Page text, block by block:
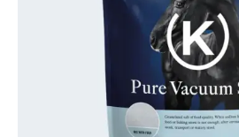
r
i
a
n
t